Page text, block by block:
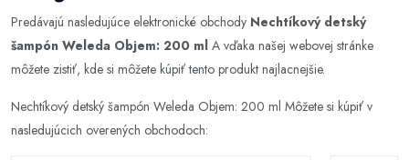
Predávajú nasledujúce elektronické obchody Nechtíkový detský
šampón Weleda Objem: 200 ml A vďaka našej webovej stránke
môžete zistiť, kde si môžete kúpiť tento produkt najlacnejšie.
Nechtíkový detský šampón Weleda Objem: 200 ml Môžete si kúpiť v
nasledujúcich overených obchodoch: